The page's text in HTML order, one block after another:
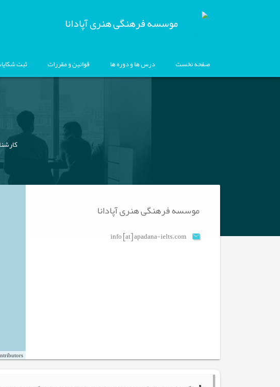
موسسه فرهنگی هنری آپادانا
صفحه نخست درس ها و دوره ها قوانین و مقررات ثبت
موسسه فرهنگی هنری آپادانا